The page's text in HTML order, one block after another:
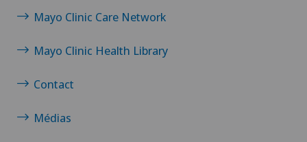
Mayo Clinic Care Network
Mayo Clinic Health Library
Contact
Médias